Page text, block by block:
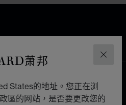
关闭
萧邦
States的地址。您正在浏
區的网站，是否要更改您的
巴 NOORD